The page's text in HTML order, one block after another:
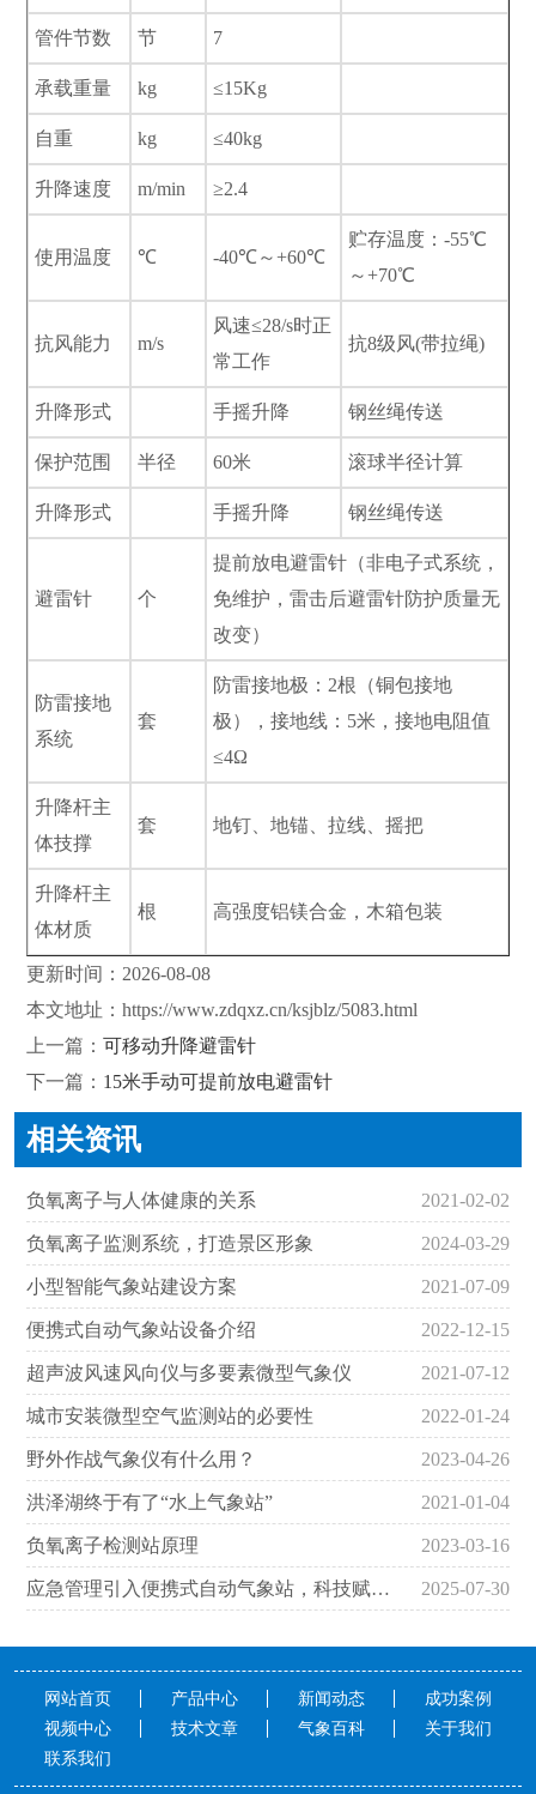
管件节数 节 7
承载重量 kg ≤15Kg
自重 kg ≤40kg
升降速度 m/min ≥2.4
使用温度 ℃ -40℃～+60℃
贮存温度：-55℃
～+70℃
抗风能力 m/s
风速≤28/s时正
常工作
抗8级风(带拉绳)
升降形式 手摇升降 钢丝绳传送
保护范围 半径 60米 滚球半径计算
升降形式 手摇升降 钢丝绳传送
避雷针 个
提前放电避雷针（非电子式系统，
免维护，雷击后避雷针防护质量无
改变）
防雷接地
系统
套
防雷接地极：2根（铜包接地
极），接地线：5米，接地电阻值
≤4Ω
升降杆主
体技撑
套 地钉、地锚、拉线、摇把
升降杆主
体材质
根 高强度铝镁合金，木箱包装
更新时间：2026-08-08
本文地址： https://www.zdqxz.cn/ksjblz/5083.html
上一篇： 可移动升降避雷针
下一篇： 15米手动可提前放电避雷针
相关资讯
负氧离子与人体健康的关系 2021-02-02
负氧离子监测系统，打造景区形象 2024-03-29
小型智能气象站建设方案 2021-07-09
便携式自动气象站设备介绍 2022-12-15
超声波风速风向仪与多要素微型气象仪 2021-07-12
城市安装微型空气监测站的必要性 2022-01-24
野外作战气象仪有什么用？ 2023-04-26
洪泽湖终于有了“水上气象站” 2021-01-04
负氧离子检测站原理 2023-03-16
应急管理引入便携式自动气象站，科技赋能防灾减灾救灾 2025-07-30
网站首页 产品中心 新闻动态
成功案例
视频中心
技术文章 气象百科
关于我们
联系我们